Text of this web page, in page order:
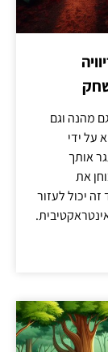
מהנה וגם
על ידי
אותך
את
יכול לעזור